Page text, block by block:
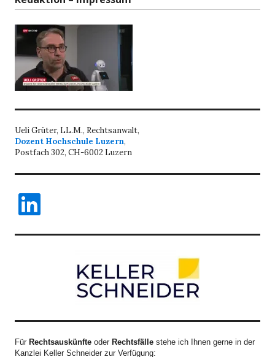
Ueli Grüter, LL.M., Rechtsanwalt,
Dozent Hochschule Luzern,
Postfach 302, CH-6002 Luzern
LinkedIn
Für Rechtsauskünfte oder Rechtsfälle stehe ich Ihnen gerne in der
Kanzlei Keller Schneider zur Verfügung: